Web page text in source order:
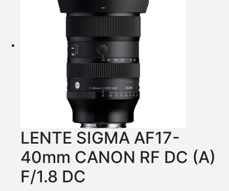
LENTE SIGMA AF17-
40mm CANON RF DC (A)
F/1.8 DC